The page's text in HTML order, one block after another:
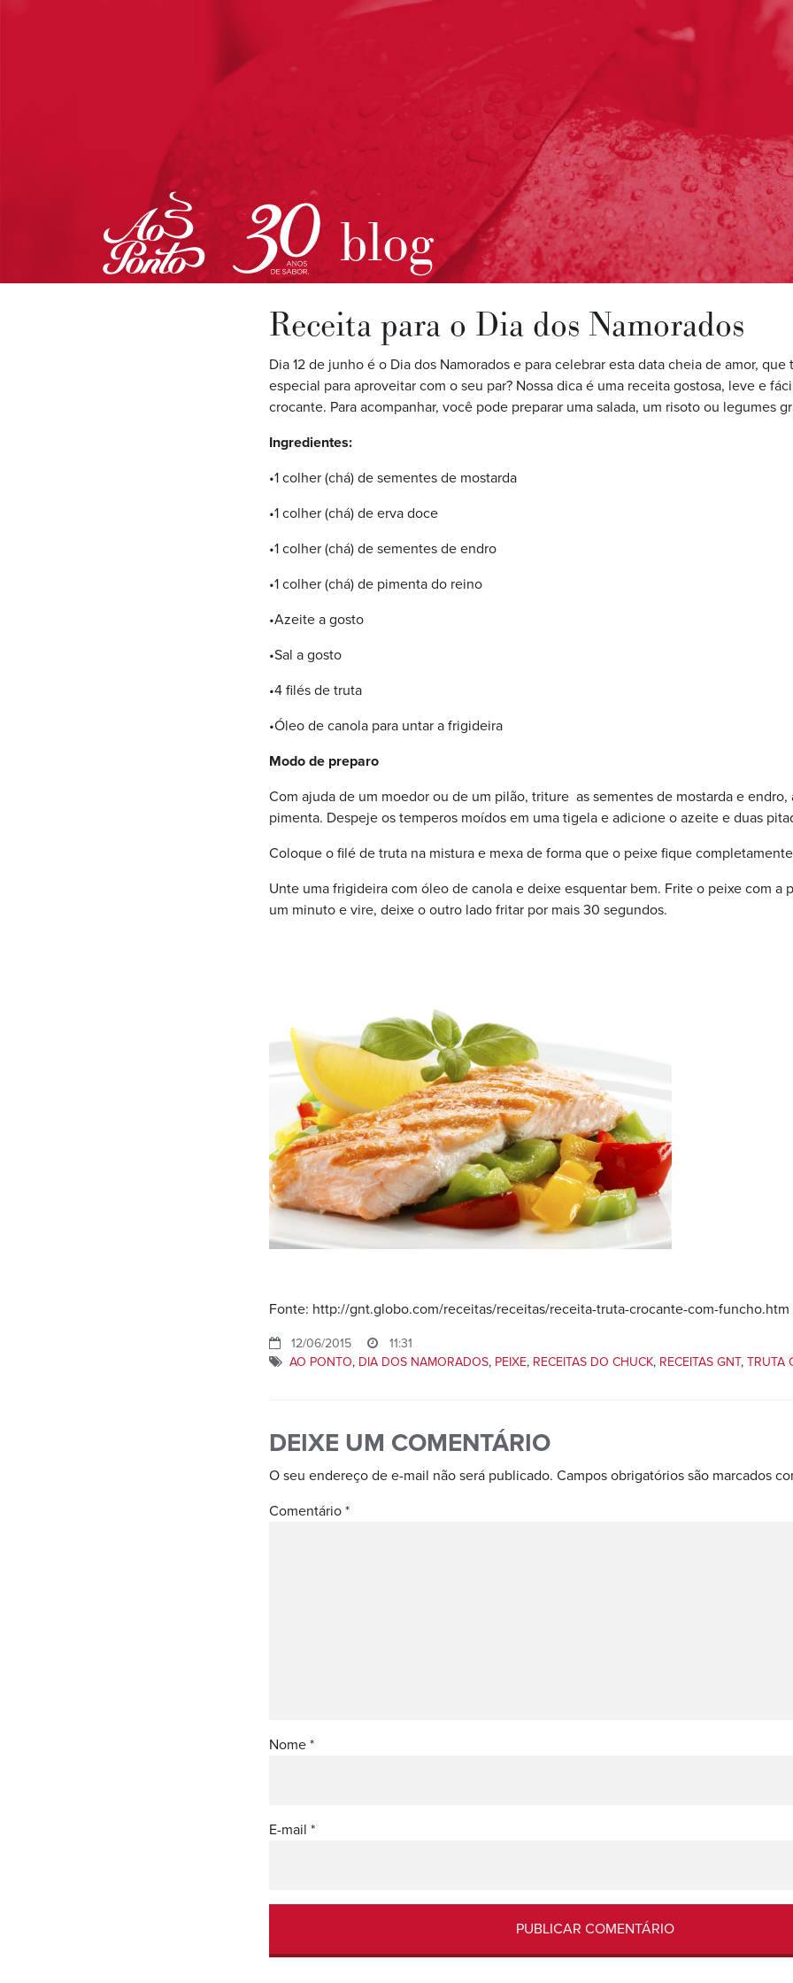
blog
Receita para o Dia dos Namorados
Dia 12 de junho é o Dia dos Namorados e para celebrar esta data cheia de amor, que
especial para aproveitar com o seu par? Nossa dica é uma receita gostosa, leve e
crocante. Para acompanhar, você pode preparar uma salada, um risoto ou legumes
Ingredientes:
•1 colher (chá) de sementes de mostarda
•1 colher (chá) de erva doce
•1 colher (chá) de sementes de endro
•1 colher (chá) de pimenta do reino
•Azeite a gosto
•Sal a gosto
•4 filés de truta
•Óleo de canola para untar a frigideira
Modo de preparo
Com ajuda de um moedor ou de um pilão, triture as sementes de mostarda e endro,
pimenta. Despeje os temperos moídos em uma tigela e adicione o azeite e duas
Coloque o filé de truta na mistura e mexa de forma que o peixe fique
Unte uma frigideira com óleo de canola e deixe esquentar bem. Frite o peixe com a
um minuto e vire, deixe o outro lado fritar por mais 30 segundos.
Fonte: http://gnt.globo.com/receitas/receitas/receita-truta-crocante-com-funcho.htm
12/06/2015
11:31
AO PONTO, DIA DOS NAMORADOS, PEIXE, RECEITAS DO CHUCK, RECEITAS GNT, TRUTA
DEIXE UM COMENTÁRIO
O seu endereço de e-mail não será publicado. Campos obrigatórios são marcados
Comentário *
Nome *
E-mail *